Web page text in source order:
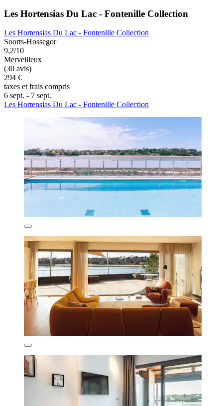
Les Hortensias Du Lac - Fontenille Collection
Les Hortensias Du Lac - Fontenille Collection
Soorts-Hossegor
9,2/10
Merveilleux
(30 avis)
294 €
taxes et frais compris
6 sept. - 7 sept.
Les Hortensias Du Lac - Fontenille Collection